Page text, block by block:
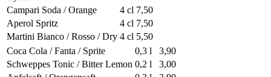
Campari Soda / Orange
4 cl 7,50
Aperol Spritz
4 cl 7,50
Martini Bianco / Rosso / Dry 4 cl 5,50
Coca Cola / Fanta / Sprite
0,3 l
3,90
Schweppes Tonic / Bitter Lemon 0,2 l
3,00